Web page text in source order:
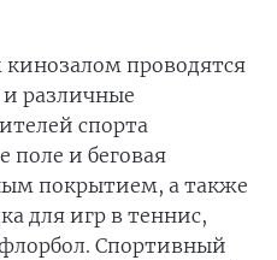
проводятся
различные
спорта
поле и беговая
покрытием, а также
для игр в теннис,
Спортивный